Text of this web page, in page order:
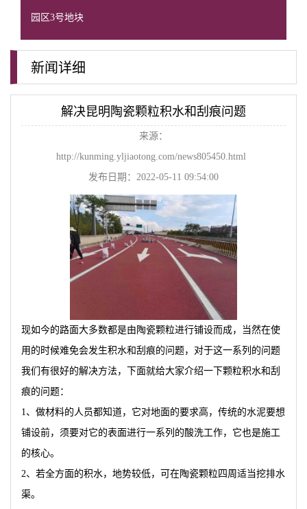
园区3号地块
新闻详细
解决昆明陶瓷颗粒积水和刮痕问题
来源：
http://kunming.yljiaotong.com/news805450.html
发布日期：2022-05-11 09:54:00
现如今的路面大多数都是由陶瓷颗粒进行铺设而成，当然在使
用的时候难免会发生积水和刮痕的问题，对于这一系列的问题
我们有很好的解决方法，下面就给大家介绍一下颗粒积水和刮
痕的问题：
1、做材料的人员都知道，它对地面的要求高，传统的水泥要想
铺设前，须要对它的表面进行一系列的酸洗工作，它也是施工
的核心。
2、若全方面的积水，地势较低，可在陶瓷颗粒四周适当挖排水
渠。